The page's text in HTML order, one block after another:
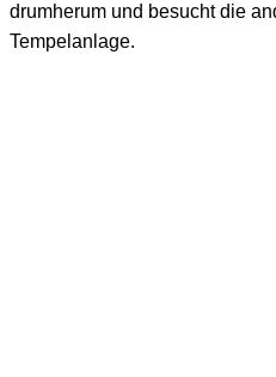
drumherum und besucht die
Tempelanlage.